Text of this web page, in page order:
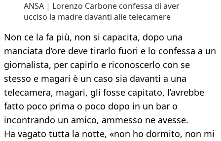
ANSA | Lorenzo Carbone confessa di aver
ucciso la madre davanti alle telecamere
Non ce la fa più, non si capacita, dopo una
manciata d’ore deve tirarlo fuori e lo confessa a un
giornalista, per capirlo e riconoscerlo con se
stesso e magari è un caso sia davanti a una
telecamera, magari, gli fosse capitato, l’avrebbe
fatto poco prima o poco dopo in un bar o
incontrando un amico, ammesso ne avesse.
Ha vagato tutta la notte, «non ho dormito, non mi